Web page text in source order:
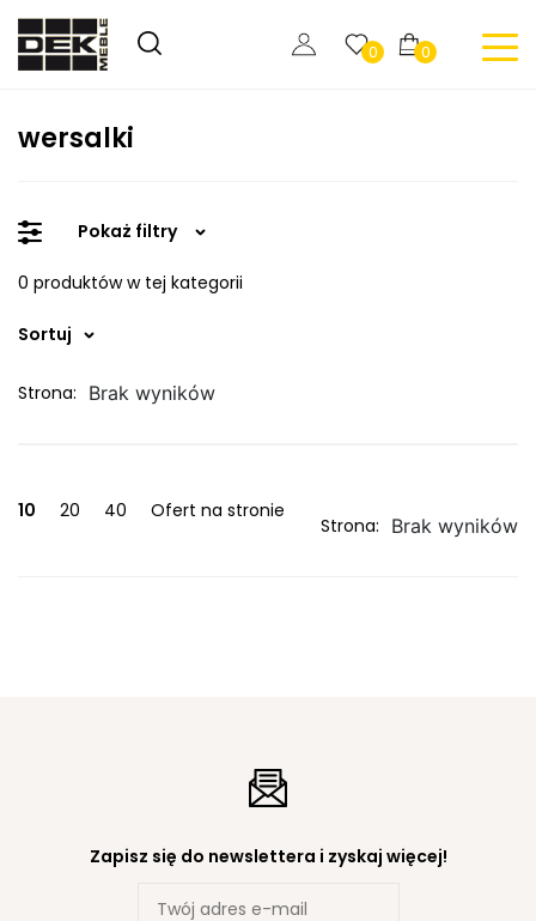
0 0
wersalki
Pokaż filtry
0 produktów w tej kategorii
Sortuj
Strona: Brak wyników
10 20 40 Ofert na stronie
Strona: Brak wyników
Zapisz się do newslettera i zyskaj więcej!